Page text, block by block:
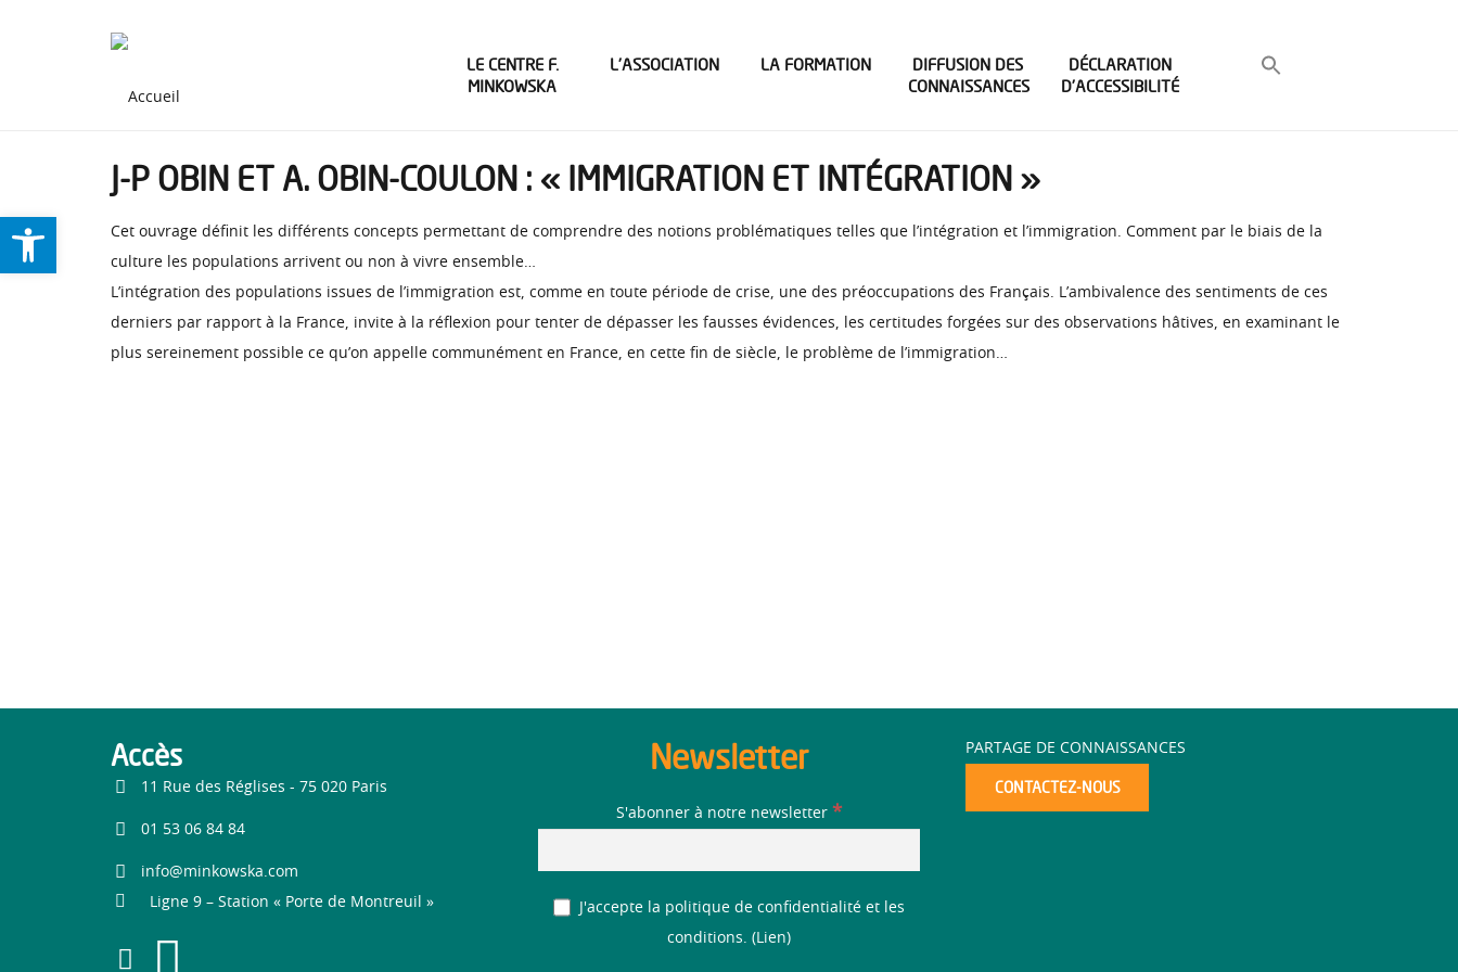
LE CENTRE F.
MINKOWSKA
L’ASSOCIATION LA FORMATION
DIFFUSION DES
CONNAISSANCES
DÉCLARATION
D’ACCESSIBILITÉ
J-P OBIN ET A. OBIN-COULON : « IMMIGRATION ET INTÉGRATION »
Cet ouvrage définit les différents concepts permettant de comprendre des notions problématiques telles que l’intégration et l’immigration. Comment par le biais de la
culture les populations arrivent ou non à vivre ensemble…
L’intégration des populations issues de l’immigration est, comme en toute période de crise, une des préoccupations des Français. L’ambivalence des sentiments de ces
derniers par rapport à la France, invite à la réflexion pour tenter de dépasser les fausses évidences, les certitudes forgées sur des observations hâtives, en examinant le
plus sereinement possible ce qu’on appelle communément en France, en cette fin de siècle, le problème de l’immigration…
Accès
11 Rue des Réglises - 75 020 Paris
01 53 06 84 84
info@minkowska.com
Ligne 9 – Station « Porte de Montreuil »
Newsletter
S'abonner à notre newsletter *
J'accepte la politique de confidentialité et les
conditions. ( Lien)
PARTAGE DE CONNAISSANCES
CONTACTEZ-NOUS
Ouvrir la barre d’outils